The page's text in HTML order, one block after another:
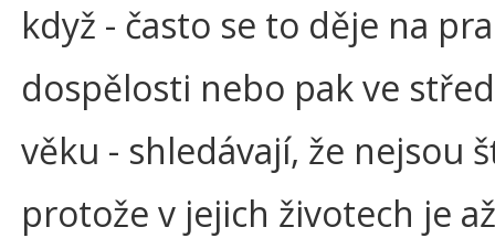
když - často se to děje na
dospělosti nebo pak ve
věku - shledávají, že nejsou
protože v jejich životech je